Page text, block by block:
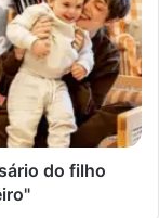
do filho